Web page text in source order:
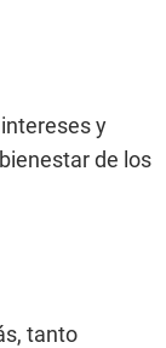
y
de los
tanto